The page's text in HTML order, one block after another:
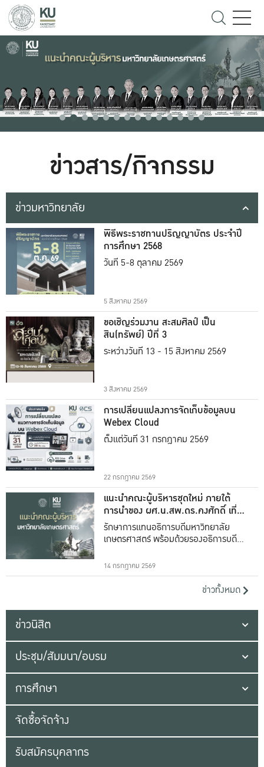
ข่าวสาร/กิจกรรม
ข่าวมหาวิทยาลัย
พิธีพระราชทานปริญญาบัตร ประจำปี
การศึกษา 2568
วันที่ 5-8 ตุลาคม 2569
5 สิงหาคม 2569
ขอเชิญร่วมงาน สะสมศิลป์ เป็น
สิน(ทรัพย์) ปีที่ 3
ระหว่างวันที่ 13 - 15 สิงหาคม 2569
3 สิงหาคม 2569
การเปลี่ยนแปลงการจัดเก็บข้อมูลบน
Webex Cloud
ตั้งแต่วันที่ 31 กรกฎาคม 2569
22 กรกฎาคม 2569
แนะนำคณะผู้บริหารชุดใหม่ ภายใต้
การนำของ ผศ.น.สพ.ดร.คงศักดิ์ เที่ยง
ธรรม
รักษาการแทนอธิการบดีมหาวิทยาลัย
เกษตรศาสตร์ พร้อมด้วยรองอธิการบดีทั้ง
14 กรกฎาคม 2569
ข่าวทั้งหมด
ข่าวนิสิต
ประชุม/สัมมนา/อบรม
การศึกษา
จัดซื้อจัดจ้าง
รับสมัครบุคลากร